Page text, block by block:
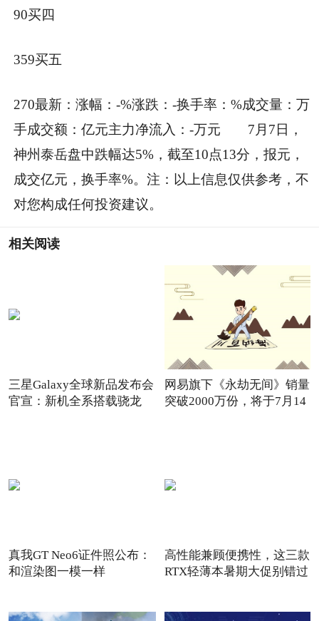
90买四
359买五
270最新：涨幅：-%涨跌：-换手率：%成交量：万
手成交额：亿元主力净流入：-万元 7月7日，
神州泰岳盘中跌幅达5%，截至10点13分，报元，
成交亿元，换手率%。注：以上信息仅供参考，不
对您构成任何投资建议。
相关阅读
三星Galaxy全球新品发布会
官宣：新机全系搭载骁龙
网易旗下《永劫无间》销量
突破2000万份，将于7月14
真我GT Neo6证件照公布：
和渲染图一模一样
高性能兼顾便携性，这三款
RTX轻薄本暑期大促别错过